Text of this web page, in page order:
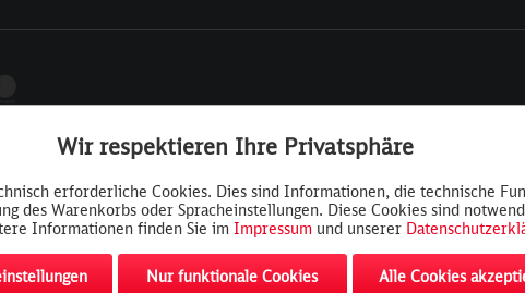
Wir respektieren Ihre Privatsphäre
erforderliche Cookies. Dies sind Informationen, die technische
des Warenkorbs oder Spracheinstellungen. Diese Cookies sind
Informationen finden Sie im Impressumund unserer
Nur funktionale Cookies Alle Cookies